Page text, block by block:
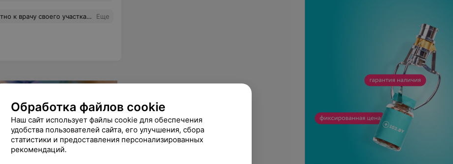
в дом им положено, видимо.Хотела бы увидеть этот список и где он прописан , что им положено , а что нет ). О везите не предупреждают и потом еще возмущаются, если не сразу открываю дверь , либо мы на прогулке. Еще
Обработка файлов cookie
Наш сайт использует файлы cookie для обеспечения
удобства пользователей сайта, его улучшения, сбора
статистики и предоставления персонализированных
рекомендаций.